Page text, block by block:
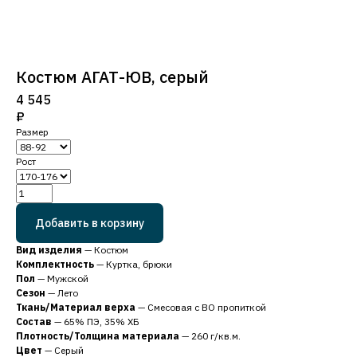
Костюм АГАТ-ЮВ, серый
4 545
₽
Размер
Рост
Добавить в корзину
Вид изделия — Костюм
Комплектность — Куртка, брюки
Пол — Мужской
Сезон — Лето
Ткань/Материал верха — Смесовая с ВО пропиткой
Состав — 65% ПЭ, 35% ХБ
Плотность/Толщина материала — 260 г/кв.м.
Цвет — Серый